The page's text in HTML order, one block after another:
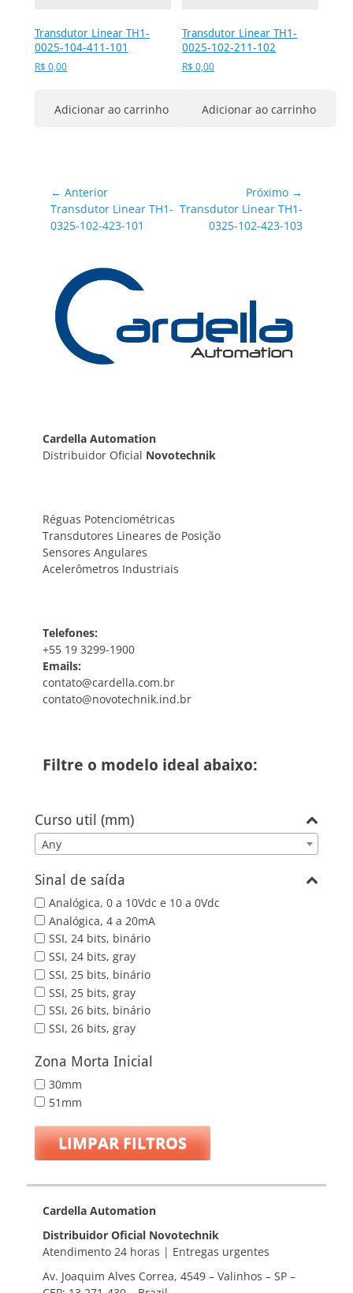
Transdutor Linear TH1-
0025-104-411-101
R$ 0,00
Adicionar ao carrinho
Transdutor Linear TH1-
0025-102-211-102
R$ 0,00
Adicionar ao carrinho
Navegação
de
Post
← Anterior
Post
anterior:
Transdutor Linear TH1-
0325-102-423-101
Próximo →
Próximo
Transdutor Linear TH1-
0325-102-423-103
Cardella Automation
Distribuidor Oficial Novotechnik
Réguas Potenciométricas
Transdutores Lineares de Posição
Sensores Angulares
Acelerômetros Industriais
Telefones:
+55 19 3299-1900
Emails:
contato@cardella.com.br
contato@novotechnik.ind.br
Filtre o modelo ideal abaixo:
Curso util (mm)
Any
Sinal de saída
Analógica, 0 a 10Vdc e 10 a 0Vdc
Analógica, 4 a 20mA
SSI, 24 bits, binário
SSI, 24 bits, gray
SSI, 25 bits, binário
SSI, 25 bits, gray
SSI, 26 bits, binário
SSI, 26 bits, gray
Zona Morta Inicial
30mm
51mm
LIMPAR FILTROS
Cardella Automation
Distribuidor Oficial Novotechnik
Atendimento 24 horas | Entregas urgentes
Av. Joaquim Alves Correa, 4549 – Valinhos – SP –